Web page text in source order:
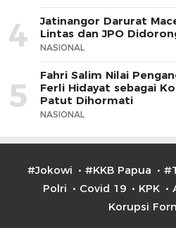
4
Jatinangor Darurat
Lintas dan JPO
NASIONAL
5
Fahri Salim Nilai
Ferli Hidayat sebagai
Patut Dihormati
NASIONAL
#Jokowi #KKB Papua
Polri
Covid 19 KPK
Korupsi